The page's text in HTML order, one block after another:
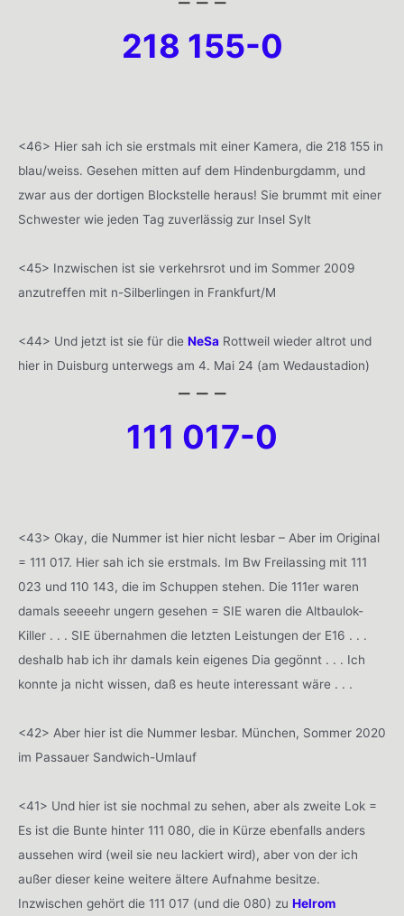
218 155-0
<46> Hier sah ich sie erstmals mit einer Kamera, die 218 155 in
blau/weiss. Gesehen mitten auf dem Hindenburgdamm, und
zwar aus der dortigen Blockstelle heraus! Sie brummt mit einer
Schwester wie jeden Tag zuverlässig zur Insel Sylt
<45> Inzwischen ist sie verkehrsrot und im Sommer 2009
anzutreffen mit n-Silberlingen in Frankfurt/M
<44> Und jetzt ist sie für die NeSa Rottweil wieder altrot und
hier in Duisburg unterwegs am 4. Mai 24 (am Wedaustadion)
– – –
111 017-0
<43> Okay, die Nummer ist hier nicht lesbar – Aber im Original
= 111 017. Hier sah ich sie erstmals. Im Bw Freilassing mit 111
023 und 110 143, die im Schuppen stehen. Die 111er waren
damals seeeehr ungern gesehen = SIE waren die Altbaulok-
Killer . . . SIE übernahmen die letzten Leistungen der E16 . . .
deshalb hab ich ihr damals kein eigenes Dia gegönnt . . . Ich
konnte ja nicht wissen, daß es heute interessant wäre . . .
<42> Aber hier ist die Nummer lesbar. München, Sommer 2020
im Passauer Sandwich-Umlauf
<41> Und hier ist sie nochmal zu sehen, aber als zweite Lok =
Es ist die Bunte hinter 111 080, die in Kürze ebenfalls anders
aussehen wird (weil sie neu lackiert wird), aber von der ich
außer dieser keine weitere ältere Aufnahme besitze.
Inzwischen gehört die 111 017 (und die 080) zu Helrom